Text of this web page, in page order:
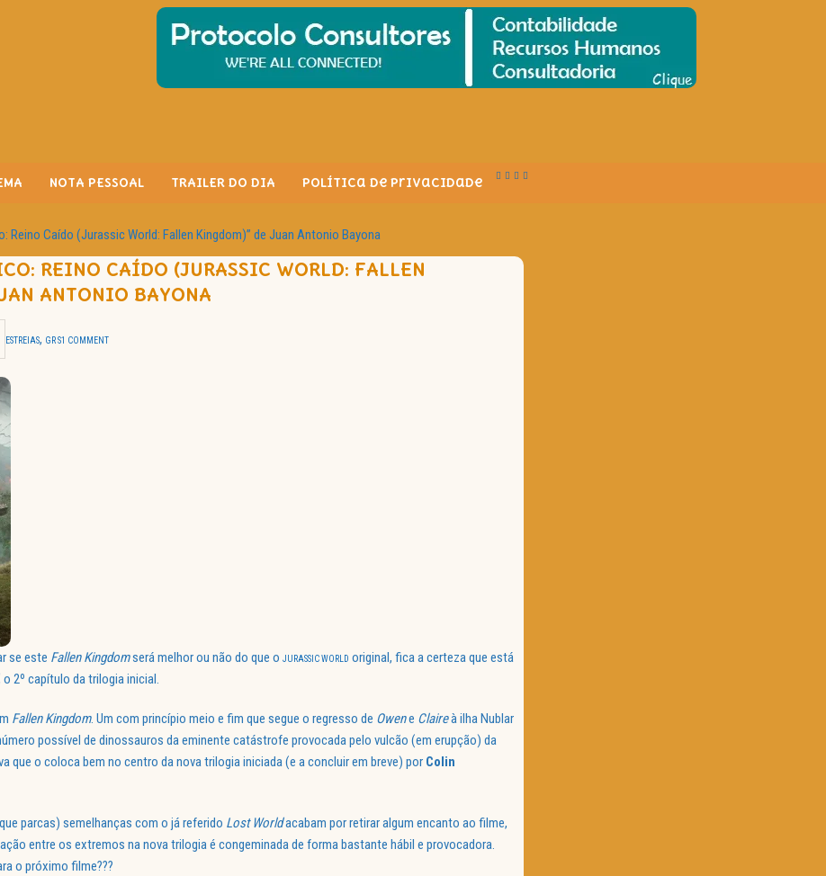
NOTA PESSOAL TRAILER DO DIA Política de Privacidade
Reino Caído (Jurassic World: Fallen Kingdom)” de Juan Antonio Bayona
REINO CAÍDO (JURASSIC WORLD: FALLEN
ANTONIO BAYONA
ESTREIAS, GR S1 COMMENT
se este Fallen Kingdomserá melhor ou não do que o JURASSIC WORLD original, fica a certeza que está
o 2º capítulo da trilogia inicial.
Fallen Kingdom. Um com princípio meio e fim que segue o regresso de Owene Claireà ilha Nublar
possível de dinossauros da eminente catástrofe provocada pelo vulcão (em erupção) da
que o coloca bem no centro da nova trilogia iniciada (e a concluir em breve) por Colin
parcas) semelhanças com o já referido Lost Worldacabam por retirar algum encanto ao filme,
entre os extremos na nova trilogia é congeminada de forma bastante hábil e provocadora.
o próximo filme???